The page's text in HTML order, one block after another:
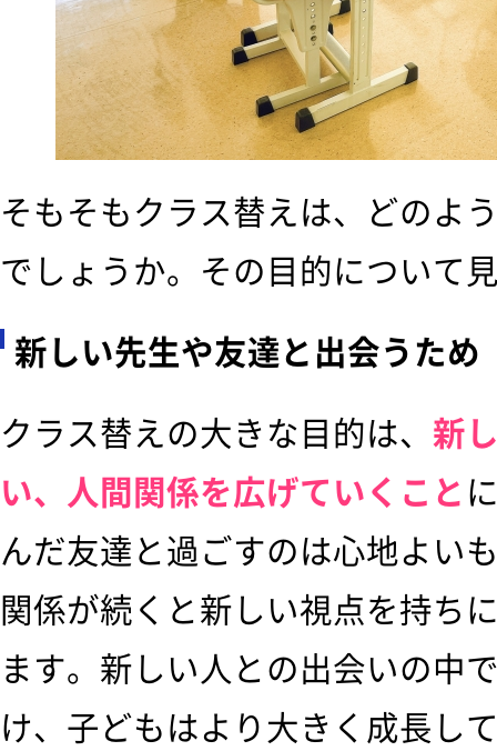
そもそもクラス替えは、どのよ
でしょうか。その目的について
新しい先生や友達と出会うため
クラス替えの大きな目的は、 新
い、人間関係を広げていくこと
んだ友達と過ごすのは心地よい
関係が続くと新しい視点を持ち
ます。新しい人との出会いの中
け、子どもはより大きく成長し